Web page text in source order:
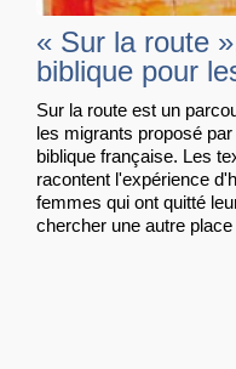
« Sur la route
biblique pour
Sur la route est un
les migrants proposé
biblique française. Les
racontent l'expérience
femmes qui ont quitté
chercher une autre